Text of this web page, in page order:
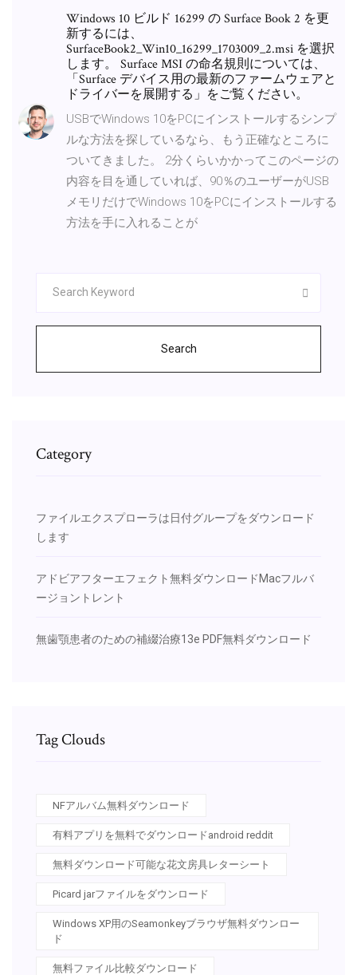
Windows 10 ビルド 16299 の Surface Book 2 を更
新するには、
SurfaceBook2_Win10_16299_1703009_2.msi を選択
します。 Surface MSI の命名規則については、
「Surface デバイス用の最新のファームウェアと
ドライバーを展開する」をご覧ください。
USBでWindows 10をPCにインストールするシンプ
ルな方法を探しているなら、もう正確なところに
ついてきました。 2分くらいかかってこのページの
内容を目を通していれば、90％のユーザーがUSB
メモリだけでWindows 10をPCにインストールする
方法を手に入れることが
Search
Category
ファイルエクスプローラは日付グループをダウンロード
します
アドビアフターエフェクト無料ダウンロードMacフルバ
ージョントレント
無歯顎患者のための補綴治療13e PDF無料ダウンロード
Tag Clouds
NFアルバム無料ダウンロード
有料アプリを無料でダウンロードandroid reddit
無料ダウンロード可能な花文房具レターシート
Picard jarファイルをダウンロード
Windows XP用のSeamonkeyブラウザ無料ダウンロー
ド
無料ファイル比較ダウンロード